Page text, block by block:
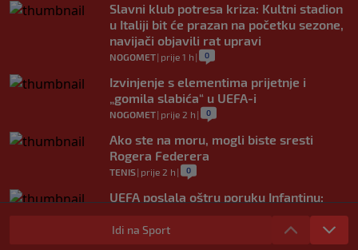
Slavni klub potresa kriza: Kultni stadion
u Italiji bit će prazan na početku sezone,
navijači objavili rat upravi
NOGOMET| prije 1 h | 0
Izvinjenje s elementima prijetnje i
„gomila slabića“ u UEFA-i
NOGOMET| prije 2 h | 0
Ako ste na moru, mogli biste sresti
Rogera Federera
TENIS| prije 2 h | 0
UEFA poslala oštru poruku Infantinu:
"Ništa se ne mijenja, bojkot Svjetskog
prvenstva i dalje je na snazi"
Idi na Sport